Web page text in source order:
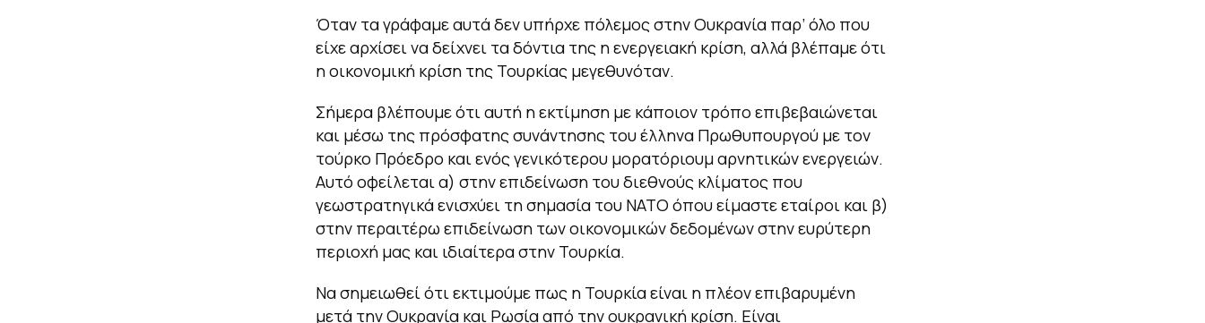
Όταν τα γράφαμε αυτά δεν υπήρχε πόλεμος στην Ουκρανία παρ’ όλο που
είχε αρχίσει να δείχνει τα δόντια της η ενεργειακή κρίση, αλλά βλέπαμε ότι
η οικονομική κρίση της Τουρκίας μεγεθυνόταν.
Σήμερα βλέπουμε ότι αυτή η εκτίμηση με κάποιον τρόπο επιβεβαιώνεται
και μέσω της πρόσφατης συνάντησης του έλληνα Πρωθυπουργού με τον
τούρκο Πρόεδρο και ενός γενικότερου μορατόριουμ αρνητικών ενεργειών.
Αυτό οφείλεται α) στην επιδείνωση του διεθνούς κλίματος που
γεωστρατηγικά ενισχύει τη σημασία του ΝΑΤΟ όπου είμαστε εταίροι και β)
στην περαιτέρω επιδείνωση των οικονομικών δεδομένων στην ευρύτερη
περιοχή μας και ιδιαίτερα στην Τουρκία.
Να σημειωθεί ότι εκτιμούμε πως η Τουρκία είναι η πλέον επιβαρυμένη
μετά την Ουκρανία και Ρωσία από την ουκρανική κρίση. Είναι